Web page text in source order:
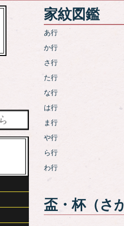
家紋図鑑
あ行
か行
さ行
た行
な行
は行
ま行
や行
ら行
わ行
盃・杯（さ